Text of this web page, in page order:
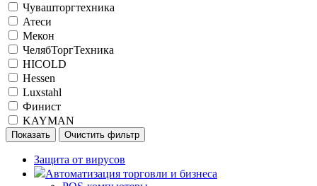
Чувашторгтехника
Атеси
Мекон
ЧелябТоргТехника
HICOLD
Hessen
Luxstahl
Финист
KAYMAN
Защита от вирусов
Автоматизация торговли и бизнеса